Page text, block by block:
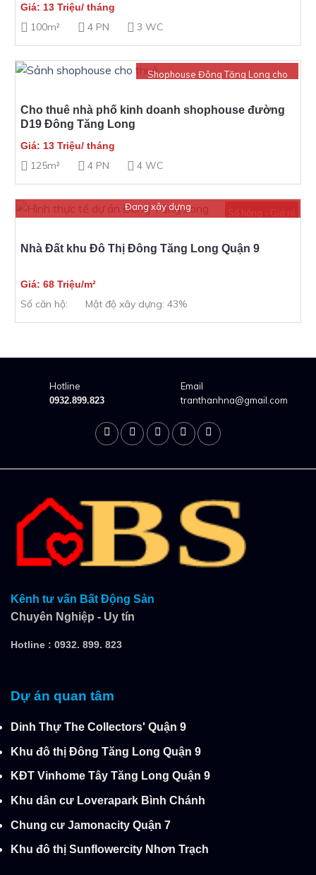
Giá: 13 Triệu/ tháng
100m² 4 PN 3 WC
Shophouse Đông Tăng Long cho
Cho thuê nhà phố kinh doanh shophouse đường
D19 Đông Tăng Long
Giá: 13 Triệu/ tháng
125m² 4 PN 4 WC
Sổ hồng - Giá rẻ
Đang xây dựng
Nhà Đất khu Đô Thị Đông Tăng Long Quận 9
Giá: 68 Triệu/m²
Số căn hộ: Mật độ xây dựng: 43%
Hotline
0932.899.823
Email
tranthanhna@gmail.com
Kênh tư vấn Bất Động Sản
Chuyên Nghiệp - Uy tín
Hotline : 0932. 899. 823
Dự án quan tâm
Dinh Thự The Collectors' Quận 9
Khu đô thị Đông Tăng Long Quận 9
KĐT Vinhome Tây Tăng Long Quận 9
Khu dân cư Loverapark Bình Chánh
Chung cư Jamonacity Quận 7
Khu đô thị Sunflowercity Nhơn Trạch